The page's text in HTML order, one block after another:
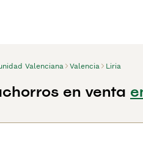
Valenciana Valencia Liria
en venta